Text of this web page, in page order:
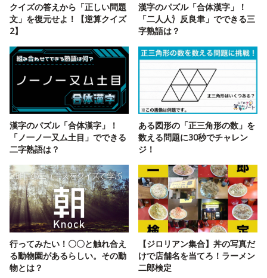
クイズの答えから「正しい問題
文」を復元せよ！【逆算クイズ
2】
漢字のパズル「合体漢字」！
「二人人氵反良聿」でできる三
字熟語は？
漢字のパズル「合体漢字」！
「ノ一ノ一又ム土目」でできる
二字熟語は？
ある図形の「正三角形の数」を
数える問題に30秒でチャレン
ジ！
行ってみたい！〇〇と触れ合え
る動物園があるらしい。その動
物とは？
【ジロリアン集合】丼の写真だ
けで店舗名を当てろ！ラーメン
二郎検定